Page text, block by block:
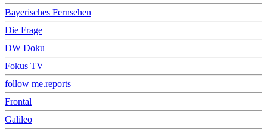
Bayerisches Fernsehen
Die Frage
DW Doku
Fokus TV
follow me.reports
Frontal
Galileo